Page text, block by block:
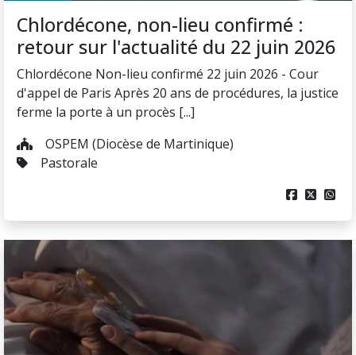
Chlordécone, non-lieu confirmé :
retour sur l'actualité du 22 juin 2026
Chlordécone Non-lieu confirmé 22 juin 2026 - Cour
d'appel de Paris Après 20 ans de procédures, la justice
ferme la porte à un procès [...]
OSPEM (Diocèse de Martinique)
Pastorale
  